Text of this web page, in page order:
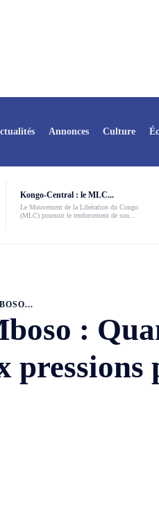
Annonces Culture
Kongo-Central : le MLC...
Le Mouvement de la Libération du Congo
(MLC) poursuit le renforcement de son...
: